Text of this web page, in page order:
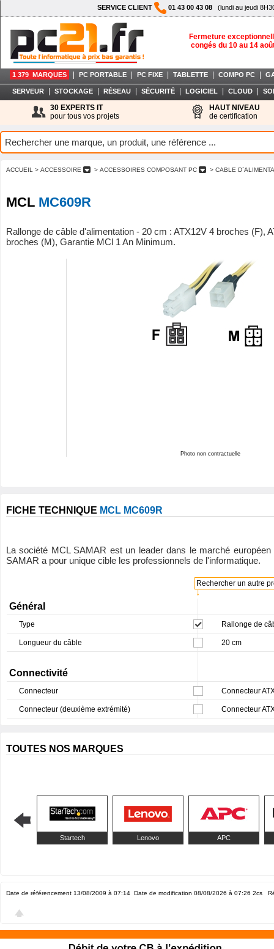
SERVICE CLIENT 01 43 00 43 08 (lundi au jeudi
Fermeture
congés du 10 au 14
1 379 MARQUES PC PORTABLE PC FIXE TABLETTE COMPO PC
SERVEUR STOCKAGE RÉSEAU SÉCURITÉ LOGICIEL CLOUD
30 EXPERTS IT
pour tous vos projets
HAUT NIVEAU
de certification
ACCUEIL > ACCESSOIRE > ACCESSOIRES COMPOSANT PC > CABLE
MCL MC609R
Rallonge de câble d'alimentation - 20 cm : ATX12V 4 broches (F),
broches (M), Garantie MCl 1 An Minimum.
Photo non contractuelle
FICHE TECHNIQUE MCL MC609R
La société MCL SAMAR est un leader dans le marché
SAMAR a pour unique cible les professionnels de l'informatique.
↓
Rechercher un autre
Général
Type Rallonge de
Longueur du câble 20 cm
Connectivité
Connecteur Connecteur
Connecteur (deuxième extrémité) Connecteur
TOUTES NOS MARQUES
Startech Lenovo APC
Date de référencement 13/08/2009 à 07:14 Date de modification 08/08/2026 à 07:26 2cs